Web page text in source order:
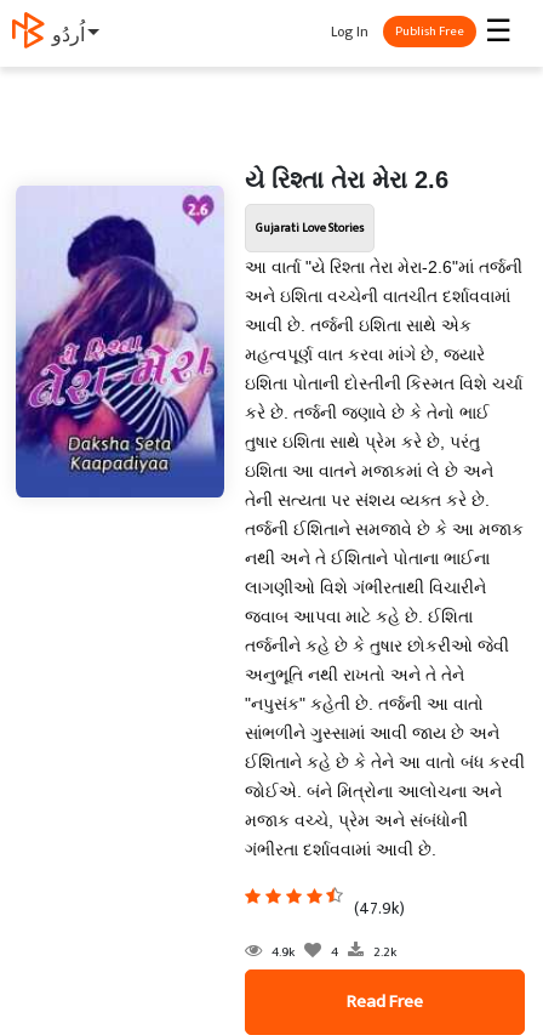
اُردُو ☰
Log In Publish Free
યે રિશ્તા તેરા મેરા 2.6
Gujarati Love Stories
આ વાર્તા "યે રિશ્તા તેરા મેરા-2.6"માં તર્જની
અને ઇશિતા વચ્ચેની વાતચીત દર્શાવવામાં
આવી છે. તર્જની ઇશિતા સાથે એક
મહત્વપૂર્ણ વાત કરવા માંગે છે, જયારે
ઇશિતા પોતાની દોસ્તીની કિસ્મત વિશે ચર્ચા
કરે છે. તર્જની જણાવે છે કે તેનો ભાઈ
તુષાર ઇશિતા સાથે પ્રેમ કરે છે, પરંતુ
ઇશિતા આ વાતને મજાકમાં લે છે અને
તેની સત્યતા પર સંશય વ્યક્ત કરે છે.
તર્જની ઈશિતાને સમજાવે છે કે આ મજાક
નથી અને તે ઈશિતાને પોતાના ભાઈના
લાગણીઓ વિશે ગંભીરતાથી વિચારીને
જવાબ આપવા માટે કહે છે. ઈશિતા
તર્જનીને કહે છે કે તુષાર છોકરીઓ જેવી
અનુભૂતિ નથી રાખતો અને તે તેને
"નપુસંક" કહેતી છે. તર્જની આ વાતો
સાંભળીને ગુસ્સામાં આવી જાય છે અને
ઈશિતાને કહે છે કે તેને આ વાતો બંધ કરવી
જોઈએ. બંને મિત્રોના આલોચના અને
મજાક વચ્ચે, પ્રેમ અને સંબંધોની
ગંભીરતા દર્શાવવામાં આવી છે.
(47.9k)
4.9k 4 2.2k
Read Free